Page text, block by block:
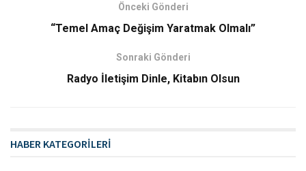
Önceki Gönderi
“Temel Amaç Değişim Yaratmak Olmalı”
Sonraki Gönderi
Radyo İletişim Dinle, Kitabın Olsun
HABER KATEGORİLERİ